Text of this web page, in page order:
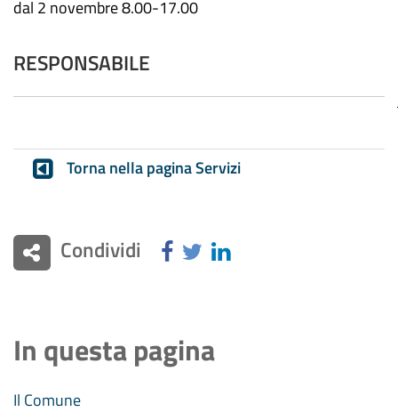
dal 2 novembre 8.00-17.00
RESPONSABILE
Torna nella pagina Servizi
Condividi
In questa pagina
Il Comune